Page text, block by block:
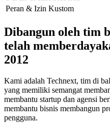
Peran & Izin Kustom
Dibangun oleh tim
telah
2012
Kami adalah Technext, tim di
yang memiliki semangat
membantu startup dan agensi
membantu bisnis membangun
pengguna.